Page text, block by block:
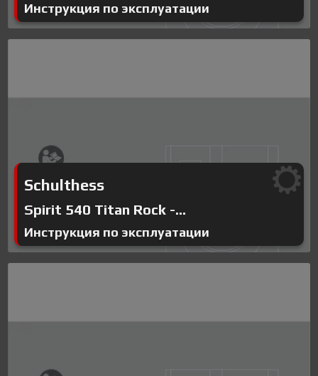
Инструкция по эксплуатации
Schulthess
Spirit 540 Titan Rock -...
Инструкция по эксплуатации